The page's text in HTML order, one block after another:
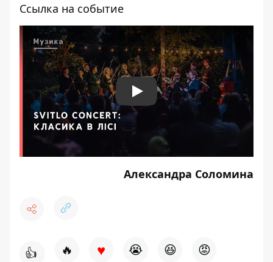
Ссылка на событие
Play
Александра Соломина
👍 🔥 ♥ 😭 😆 😡